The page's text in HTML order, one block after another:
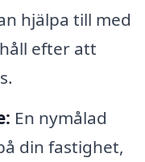
hjälpa till med
efter att
En nymålad
din fastighet,